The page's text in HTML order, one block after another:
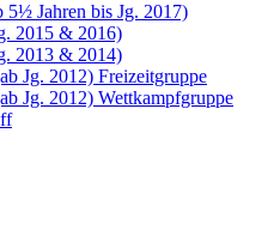
5½ Jahren bis Jg. 2017)
2015 & 2016)
2013 & 2014)
Jg. 2012) Freizeitgruppe
Jg. 2012) Wettkampfgruppe